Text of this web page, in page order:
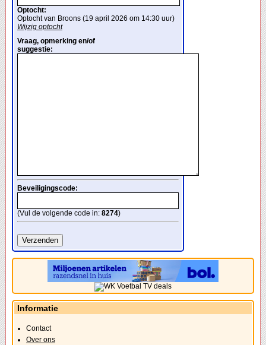
Optocht:
Optocht van Broons (19 april 2026 om 14:30 uur)
Wijzig optocht
Vraag, opmerking en/of
suggestie:
Beveiligingscode:
(Vul de volgende code in: 8274)
Informatie
Contact
Over ons